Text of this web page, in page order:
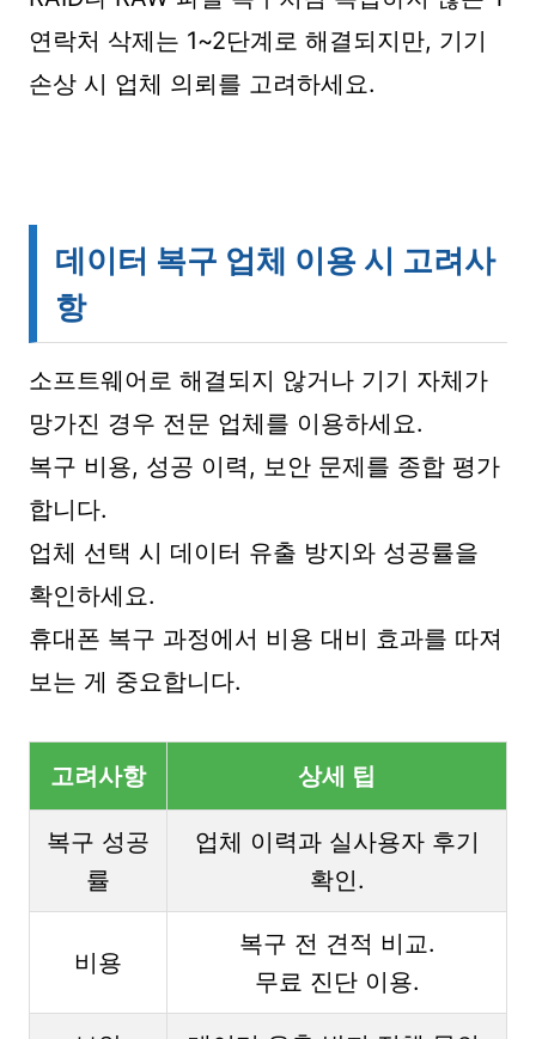
연락처 삭제는 1~2단계로 해결되지만, 기기
손상 시 업체 의뢰를 고려하세요.
데이터 복구 업체 이용 시 고려사
항
소프트웨어로 해결되지 않거나 기기 자체가
망가진 경우 전문 업체를 이용하세요.
복구 비용, 성공 이력, 보안 문제를 종합 평가
합니다.
업체 선택 시 데이터 유출 방지와 성공률을
확인하세요.
휴대폰 복구 과정에서 비용 대비 효과를 따져
보는 게 중요합니다.
고려사항 상세 팁
복구 성공
률
업체 이력과 실사용자 후기
확인.
비용
복구 전 견적 비교.
무료 진단 이용.